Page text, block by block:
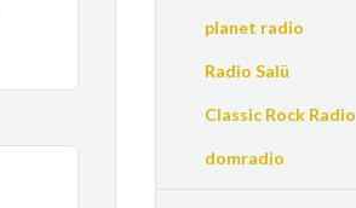
planet radio
Radio Salü
Classic Rock Radio
domradio